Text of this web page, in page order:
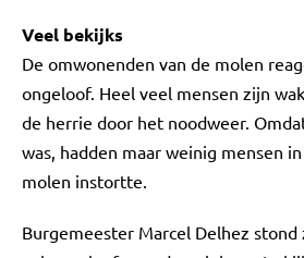
Veel bekijks
De omwonenden van de molen
ongeloof. Heel veel mensen zijn
de herrie door het noodweer.
was, hadden maar weinig mensen
molen instortte.
Burgemeester Marcel Delhez